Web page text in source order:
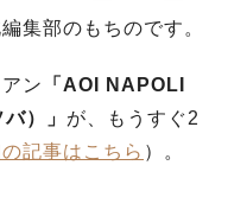
集部のもちのです。
ン
「AOI NAPOLI
）」 が、もうすぐ2
記事はこちら ）。